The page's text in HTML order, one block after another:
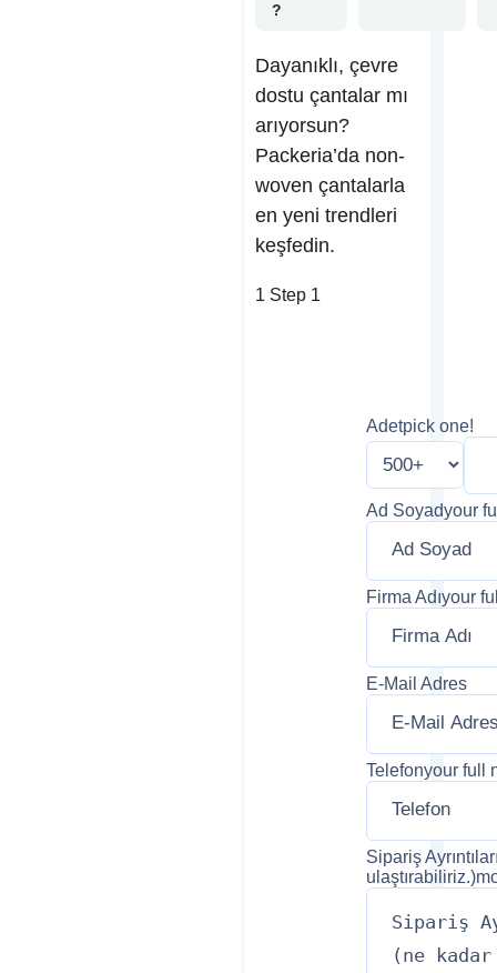
?
Dayanıklı, çevre
dostu çantalar mı
arıyorsun?
Packeria’da non-
woven çantalarla
en yeni trendleri
keşfedin.
1 Step 1
Adetpick one!
Ad Soyadyour
Firma Adıyour
E-Mail Adres
Telefonyour full
Sipariş
ulaştırabiliriz.)